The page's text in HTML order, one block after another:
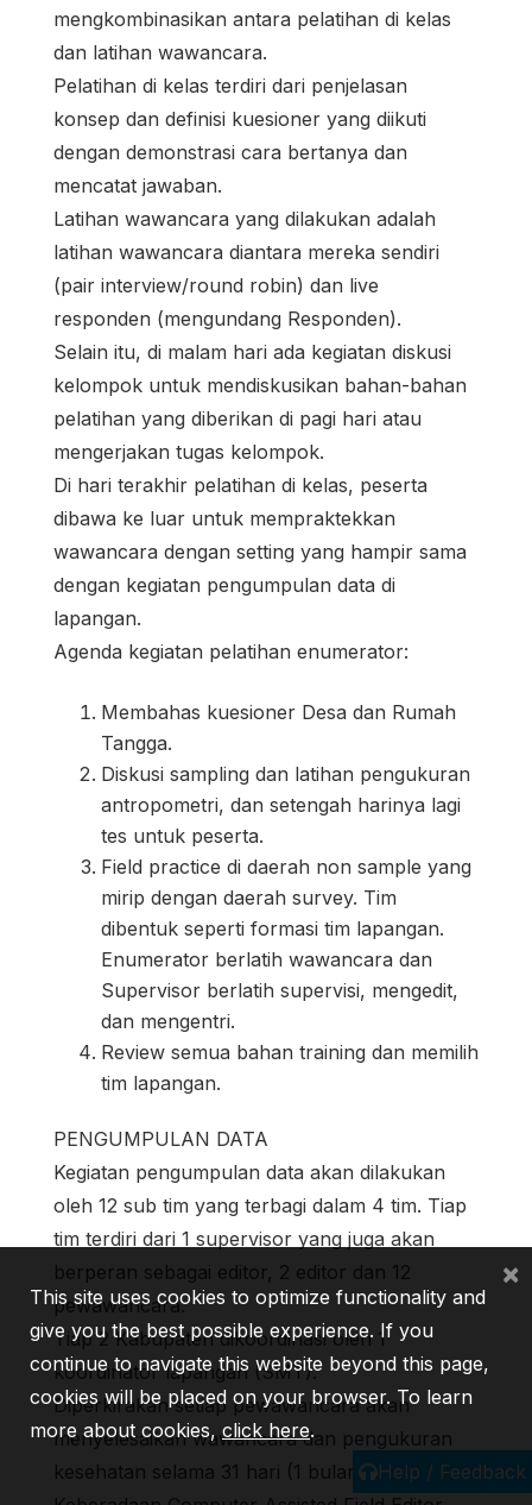
mengkombinasikan antara pelatihan di kelas
dan latihan wawancara.
Pelatihan di kelas terdiri dari penjelasan
konsep dan definisi kuesioner yang diikuti
dengan demonstrasi cara bertanya dan
mencatat jawaban.
Latihan wawancara yang dilakukan adalah
latihan wawancara diantara mereka sendiri
(pair interview/round robin) dan live
responden (mengundang Responden).
Selain itu, di malam hari ada kegiatan diskusi
kelompok untuk mendiskusikan bahan-bahan
pelatihan yang diberikan di pagi hari atau
mengerjakan tugas kelompok.
Di hari terakhir pelatihan di kelas, peserta
dibawa ke luar untuk mempraktekkan
wawancara dengan setting yang hampir sama
dengan kegiatan pengumpulan data di
lapangan.
Agenda kegiatan pelatihan enumerator:
Membahas kuesioner Desa dan Rumah
Tangga.
Diskusi sampling dan latihan pengukuran
antropometri, dan setengah harinya lagi
tes untuk peserta.
Field practice di daerah non sample yang
mirip dengan daerah survey. Tim
dibentuk seperti formasi tim lapangan.
Enumerator berlatih wawancara dan
Supervisor berlatih supervisi, mengedit,
dan mengentri.
Review semua bahan training dan memilih
tim lapangan.
PENGUMPULAN DATA
Kegiatan pengumpulan data akan dilakukan
oleh 12 sub tim yang terbagi dalam 4 tim. Tiap
tim terdiri dari 1 supervisor yang juga akan
berperan sebagai editor, 2 editor dan 12
pewawancara.
Tiap 2 Kabupaten dikoordinasi oleh 1
koordinator lapangan (SMT).
Diperkirakan setiap pewawancara akan
menyelesaikan wawancara dan pengukuran
kesehatan selama 31 hari (1 bulan). Help / Feedback
This site uses cookies to optimize functionality and
give you the best possible experience. If you
continue to navigate this website beyond this page,
cookies will be placed on your browser. To learn
more about cookies,click here.
×